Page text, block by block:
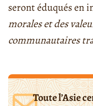
seront éduqués en
morales et des
communautaires
Toute l’Asie